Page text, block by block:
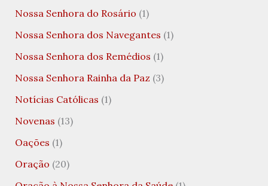
Nossa Senhora do Rosário (1)
Nossa Senhora dos Navegantes (1)
Nossa Senhora dos Remédios (1)
Nossa Senhora Rainha da Paz (3)
Notícias Católicas (1)
Novenas (13)
Oações (1)
Oração (20)